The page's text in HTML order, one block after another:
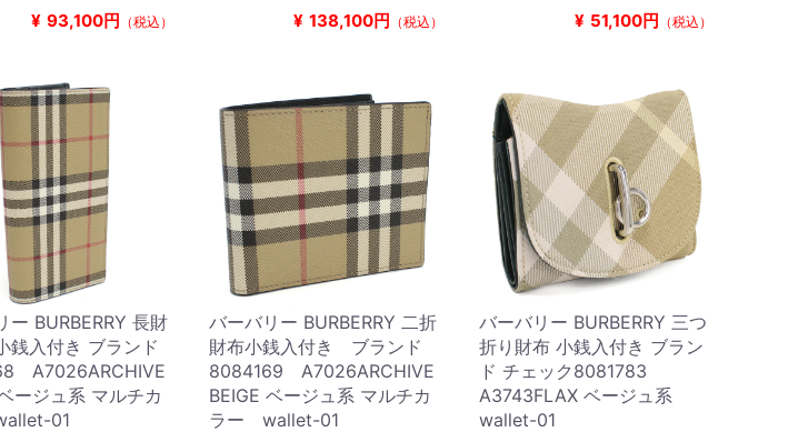
¥ 93,100円 （税込） ¥ 138,100円 （税込） ¥ 51,100円 （税込）
ー BURBERRY 長財
銭入付き ブランド
A7026ARCHIVE
ージュ系 マルチカ
01
バーバリー BURBERRY 二折
財布小銭入付き ブランド
8084169 A7026ARCHIVE
BEIGE ベージュ系 マルチカ
ラー wallet-01
バーバリー BURBERRY 三つ
折り財布 小銭入付き ブラン
ド チェック8081783
A3743FLAX ベージュ系
wallet-01